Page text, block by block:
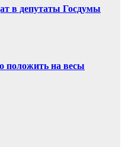
в депутаты Госдумы
положить на весы